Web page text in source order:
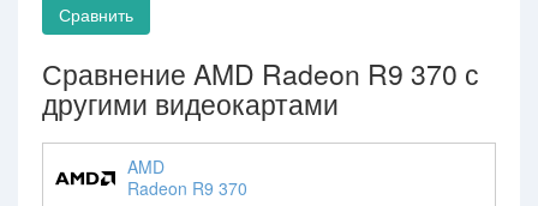
Сравнить
Сравнение AMD Radeon R9 370 с
другими видеокартами
AMD
Radeon R9 370